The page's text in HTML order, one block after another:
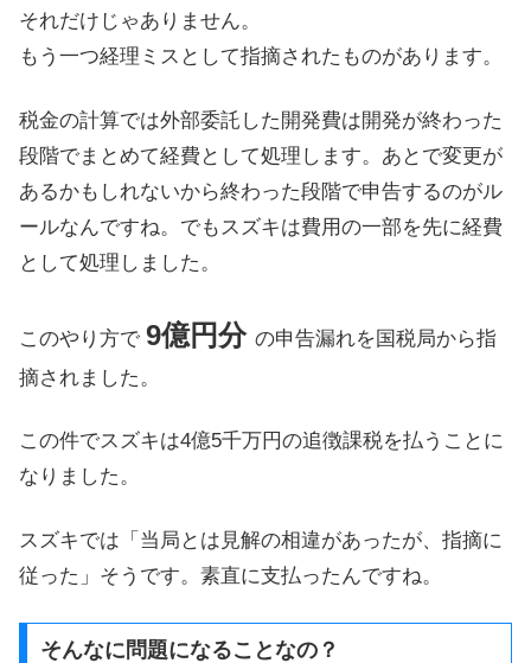
それだけじゃありません。
もう一つ経理ミスとして指摘されたものがあります。
税金の計算では外部委託した開発費は開発が終わった
段階でまとめて経費として処理します。あとで変更が
あるかもしれないから終わった段階で申告するのがル
ールなんですね。でもスズキは費用の一部を先に経費
として処理しました。
このやり方で 9億円分 の申告漏れを国税局から指
摘されました。
この件でスズキは4億5千万円の追徴課税を払うことに
なりました。
スズキでは「当局とは見解の相違があったが、指摘に
従った」そうです。素直に支払ったんですね。
そんなに問題になることなの？